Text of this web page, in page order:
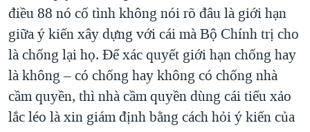
điều 88 nó cố tình không nói rõ đâu là giới hạn
giữa ý kiến xây dựng với cái mà Bộ Chính trị cho
là chống lại họ. Để xác quyết giới hạn chống hay
là không – có chống hay không có chống nhà
cầm quyền, thì nhà cầm quyền dùng cái tiểu xảo
lắc léo là xin giám định bằng cách hỏi ý kiến của